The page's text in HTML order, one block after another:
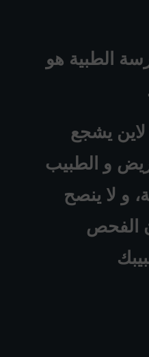
الطبية هو
يشجع
و الطبيب
و لا ينصح
الفحص